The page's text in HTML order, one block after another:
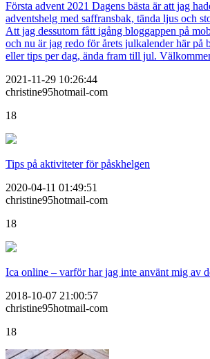
Första advent 2021 Dagens bästa är att jag
adventshelg med saffransbak, tända ljus och
Att jag dessutom fått igång bloggappen på
och nu är jag redo för årets julkalender här på
eller tips per dag, ända fram till jul.
2021-11-29 10:26:44
christine95hotmail-com
18
Tips på aktiviteter för påskhelgen
2020-04-11 01:49:51
christine95hotmail-com
18
Ica online – varför har jag inte använt mig av
2018-10-07 21:00:57
christine95hotmail-com
18